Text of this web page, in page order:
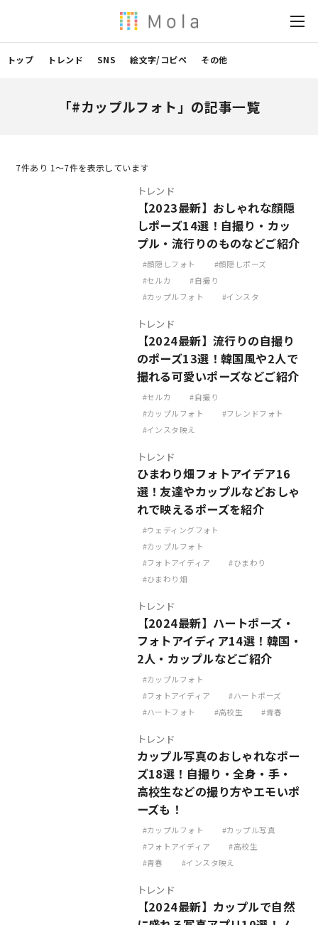
トップ トレンド SNS 絵文字/コピペ その他
「#カップルフォト」の記事一覧
7件あり 1〜7件を表示しています
トレンド
【2023最新】おしゃれな顔隠
しポーズ14選！自撮り・カッ
プル・流行りのものなどご紹介
顔隠しフォト
顔隠しポーズ
セルカ
自撮り
カップルフォト
インスタ
トレンド
【2024最新】流行りの自撮り
のポーズ13選！韓国風や2人で
撮れる可愛いポーズなどご紹介
セルカ
自撮り
カップルフォト
フレンドフォト
インスタ映え
トレンド
ひまわり畑フォトアイデア16
選！友達やカップルなどおしゃ
れで映えるポーズを紹介
ウェディングフォト
カップルフォト
フォトアイディア
ひまわり
ひまわり畑
トレンド
【2024最新】ハートポーズ・
フォトアイディア14選！韓国・
2人・カップルなどご紹介
カップルフォト
フォトアイディア
ハートポーズ
ハートフォト
高校生 青春
トレンド
カップル写真のおしゃれなポー
ズ18選！自撮り・全身・手・
高校生などの撮り方やエモいポ
ーズも！
カップルフォト
カップル写真
フォトアイディア
高校生
青春
インスタ映え
トレンド
【2024最新】カップルで自然